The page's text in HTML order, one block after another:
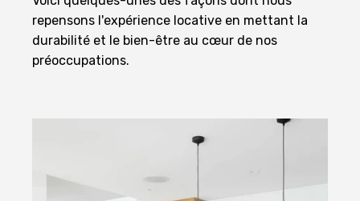
repensons l'expérience locative en mettant la
durabilité et le bien-être au cœur de nos
préoccupations.